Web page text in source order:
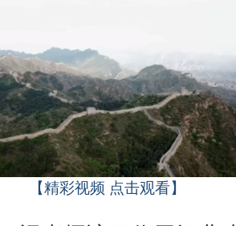
【精彩视频 点击观看】